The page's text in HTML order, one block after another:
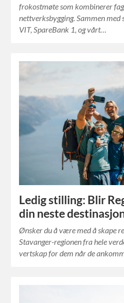
frokostmøte som kombinerer
nettverksbygging. Sammen med
VIT, SpareBank 1, og vårt…
Ledig stilling: Blir
din neste
Ønsker du å være med å skape
Stavanger-regionen fra hele
vertskap for dem når de